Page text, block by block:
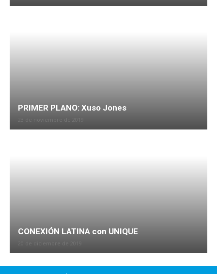
PRIMER PLANO: Xuso Jones
23 de noviembre de 2019
CONEXIÓN LATINA con UNIQUE
20 de diciembre de 2019